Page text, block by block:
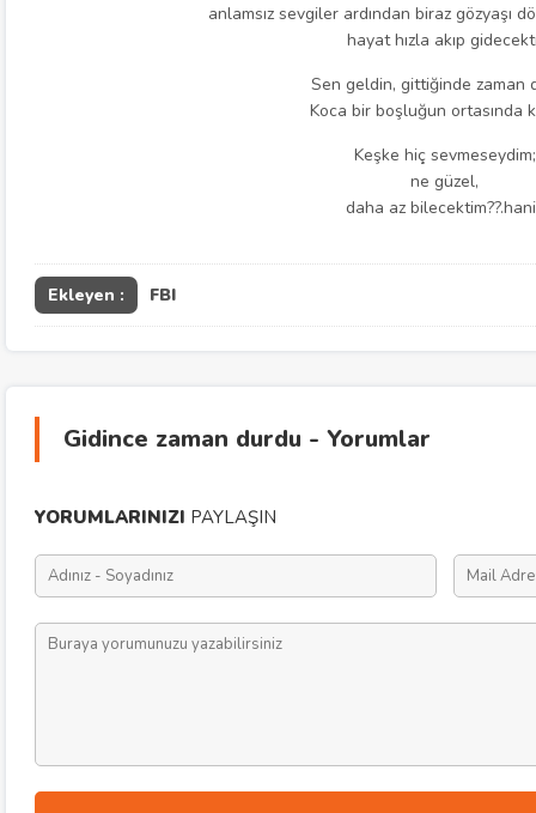
anlamsız sevgiler ardından biraz gözyaşı
hayat hızla akıp
Sen geldin, gittiğinde zaman
Koca bir boşluğun ortasında
Keşke hiç sevmeseydim;
ne güzel,
daha az
Ekleyen : FBI
Gidince zaman durdu - Yorumlar
YORUMLARINIZI PAYLAŞIN